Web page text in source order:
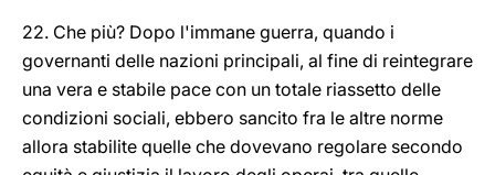
22. Che più? Dopo l'immane guerra, quando i
governanti delle nazioni principali, al fine di reintegrare
una vera e stabile pace con un totale riassetto delle
condizioni sociali, ebbero sancito fra le altre norme
allora stabilite quelle che dovevano regolare secondo